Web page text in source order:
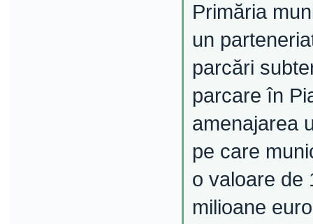
Primăria
un
parcări
parcare în
amenajarea
pe care
o valoare de
milioane